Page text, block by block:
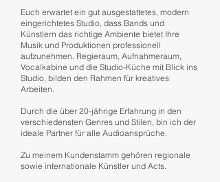
Euch erwartet ein gut ausgestattetes, modern
eingerichtetes Studio, dass Bands und
Künstlern das richtige Ambiente bietet Ihre
Musik und Produktionen professionell
aufzunehmen. Regieraum, Aufnahmeraum,
Vocalkabine und die Studio-Küche mit Blick ins
Studio, bilden den Rahmen für kreatives
Arbeiten.
Durch die über 20-jährige Erfahrung in den
verschiedensten Genres und Stilen, bin ich der
ideale Partner für alle Audioansprüche.
Zu meinem Kundenstamm gehören regionale
sowie internationale Künstler und Acts.